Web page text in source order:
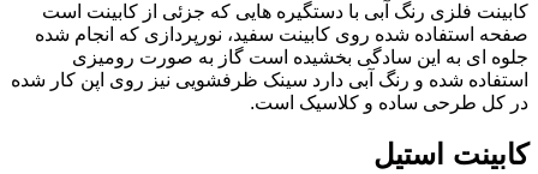
کابینت فلزی رنگ آبی با دستگیره هایی که جزئی از کابینت است
صفحه استفاده شده روی کابینت سفید، نورپردازی که انجام شده
جلوه ای به این سادگی بخشیده است گاز به صورت رومیزی
استفاده شده و رنگ آبی دارد سینک ظرفشویی نیز روی اپن کار شده
در کل طرحی ساده و کلاسیک است.
کابینت استیل